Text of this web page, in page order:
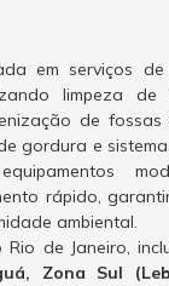
em serviços
limpeza de
de fossas
gordura e
rápido,
ambiental.
de Janeiro,
Zona Sul